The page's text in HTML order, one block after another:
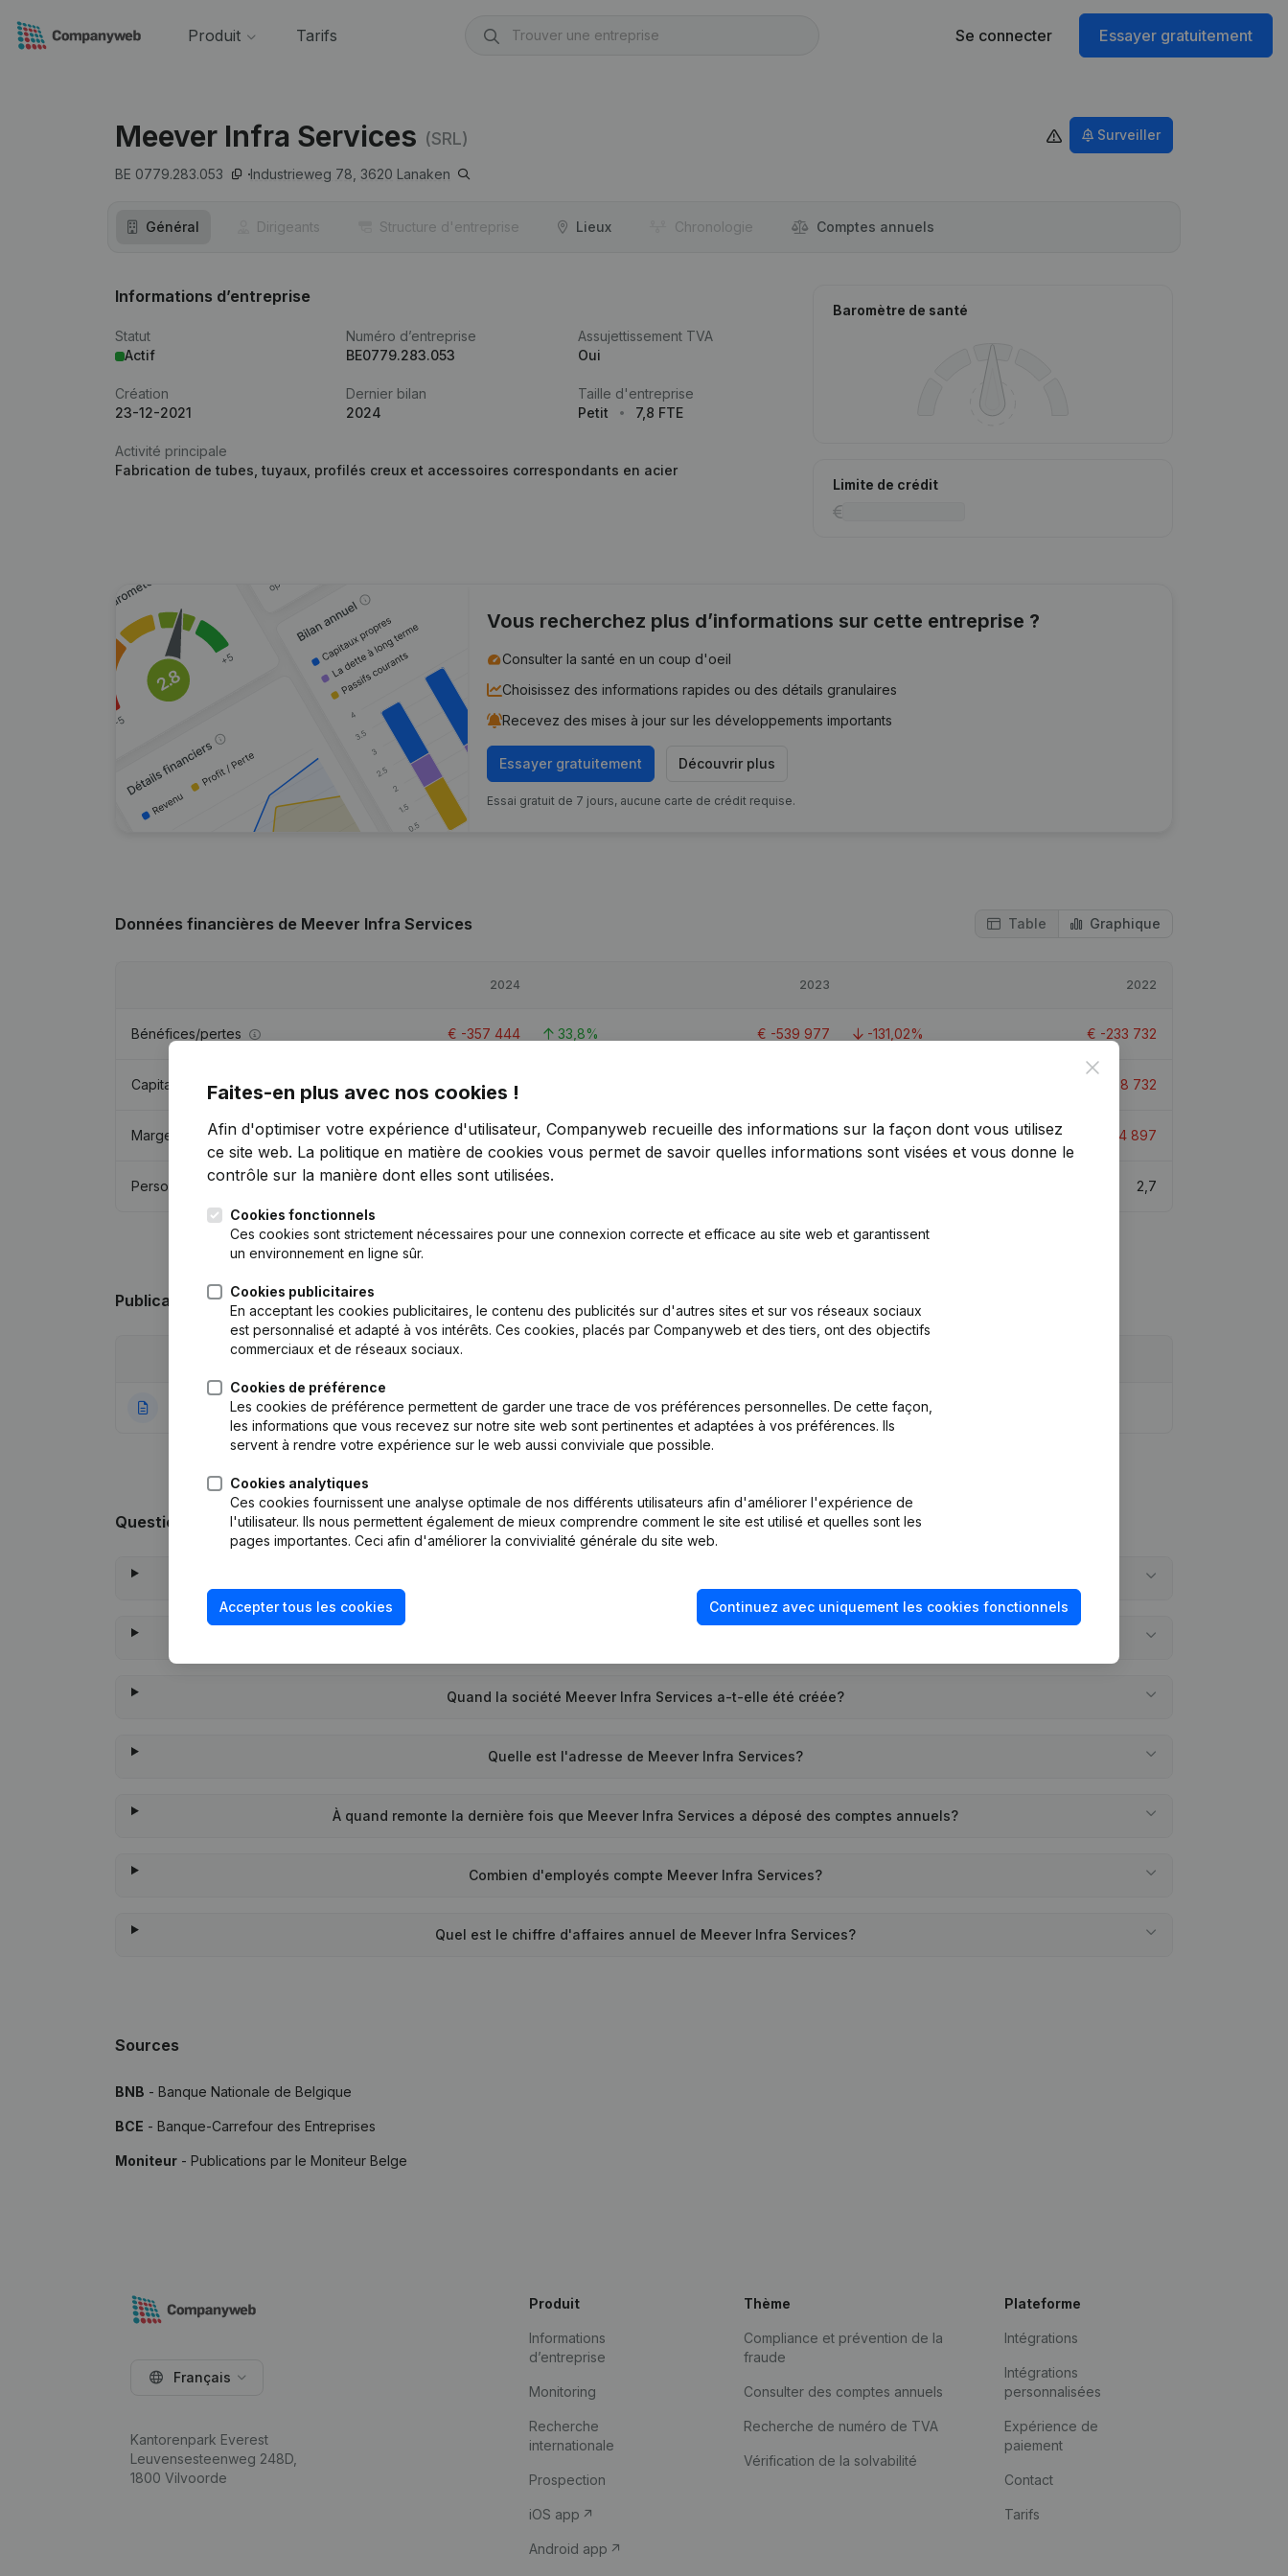
Produit Tarifs Se connecter Essayer gratuitement
Meever Infra Services (SRL)
BE 0779.283.053 Industrieweg 78, 3620 Lanaken
Surveiller
Général Dirigeants Structure d'entreprise Lieux Chronologie Comptes annuels
Informations d’entreprise
Statut
Actif
Numéro d’entreprise
BE0779.283.053
Assujettissement TVA
Oui
Création
23-12-2021
Dernier bilan
2024
Taille d'entreprise
Petit
7,8 FTE
Activité principale
Fabrication de tubes, tuyaux, profilés creux et accessoires correspondants en acier
Baromètre de santé
Limite de crédit
Vous recherchez plus d’informations sur cette entreprise ?
Consulter la santé en un coup d'oeil
Choisissez des informations rapides ou des détails granulaires
Recevez des mises à jour sur les développements importants
Essayer gratuitement Découvrir plus
Essai gratuit de 7 jours, aucune carte de crédit requise.
Données financières de Meever Infra Services Table Graphique
2024 2023 2022
Bénéfices/pertes € -357 444 33,8% € -539 977 -131,02% € -233 732
Capitaux propres -1 106 153 -208 732
Marge brute €172 119 -26,33% €233 630 > 1000% -24 897
Personnel 7,8 2,7
Publicationsde Meever Infra Services
Publication
27-12-2021 Rubrique Constitution (Nouvelle Personne Morale, Ouverture Succursale, etc...)(NL)
Questions fréquemment posées
Quand la société Meever Infra Services a-t-elle été créée?
Quelle est l'adresse de Meever Infra Services?
À quand remonte la dernière fois que Meever Infra Services a déposé des comptes annuels?
Combien d'employés compte Meever Infra Services?
Quel est le chiffre d'affaires annuel de Meever Infra Services?
Sources
BNB - Banque Nationale de Belgique
BCE - Banque-Carrefour des Entreprises
Moniteur - Publications par le Moniteur Belge
Close
Faites-en plus avec nos cookies !
Afin d'optimiser votre expérience d'utilisateur, Companyweb recueille des informations sur la façon dont vous utilisez
ce site web. La politique en matière de cookies vous permet de savoir quelles informations sont visées et vous donne le
contrôle sur la manière dont elles sont utilisées.
Cookies fonctionnels
Ces cookies sont strictement nécessaires pour une connexion correcte et efficace au site web et garantissent
un environnement en ligne sûr.
Cookies publicitaires
En acceptant les cookies publicitaires, le contenu des publicités sur d'autres sites et sur vos réseaux sociaux
est personnalisé et adapté à vos intérêts. Ces cookies, placés par Companyweb et des tiers, ont des objectifs
commerciaux et de réseaux sociaux.
Cookies de préférence
Les cookies de préférence permettent de garder une trace de vos préférences personnelles. De cette façon,
les informations que vous recevez sur notre site web sont pertinentes et adaptées à vos préférences. Ils
servent à rendre votre expérience sur le web aussi conviviale que possible.
Cookies analytiques
Ces cookies fournissent une analyse optimale de nos différents utilisateurs afin d'améliorer l'expérience de
l'utilisateur. Ils nous permettent également de mieux comprendre comment le site est utilisé et quelles sont les
pages importantes. Ceci afin d'améliorer la convivialité générale du site web.
Accepter tous les cookies Continuez avec uniquement les cookies fonctionnels
Français
Kantorenpark Everest
Leuvensesteenweg 248D,
1800 Vilvoorde
Produit
Informations
d’entreprise
Monitoring
Recherche
internationale
Prospection
iOS app
Android app
Thème
Compliance et prévention de la
fraude
Consulter des comptes annuels
Recherche de numéro de TVA
Vérification de la solvabilité
Plateforme
Intégrations
Intégrations
personnalisées
Expérience de
paiement
Contact
Tarifs